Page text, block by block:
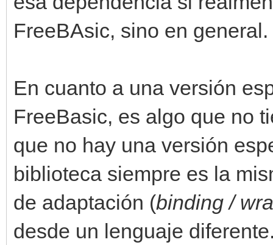
FreeBAsic, sino en general.
En cuanto a una versión
FreeBasic, es algo que no
que no hay una versión
biblioteca siempre es la
de adaptación (binding /
desde un lenguaje